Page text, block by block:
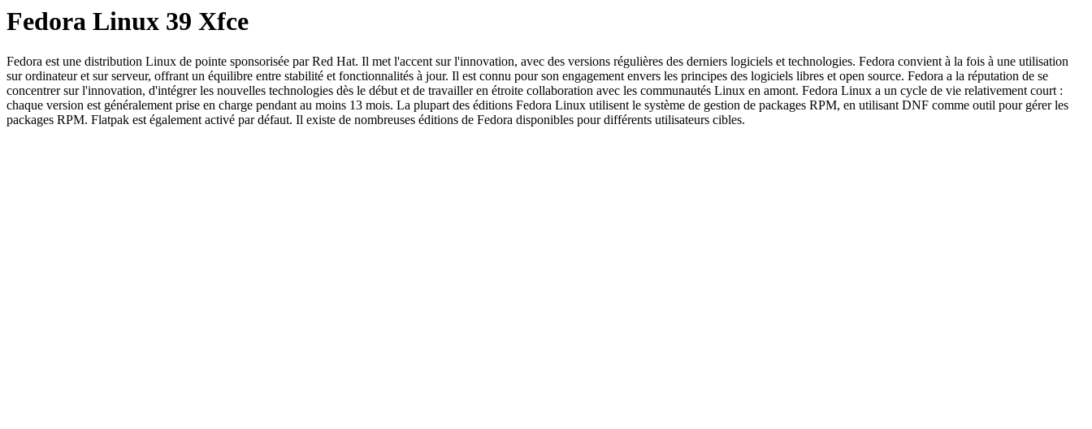
Fedora Linux 39 Xfce
Fedora est une distribution Linux de pointe sponsorisée par Red Hat. Il met l'accent sur l'innovation, avec des versions régulières des derniers logiciels et technologies. Fedora convient à la fois à une utilisation
sur ordinateur et sur serveur, offrant un équilibre entre stabilité et fonctionnalités à jour. Il est connu pour son engagement envers les principes des logiciels libres et open source. Fedora a la réputation de se
concentrer sur l'innovation, d'intégrer les nouvelles technologies dès le début et de travailler en étroite collaboration avec les communautés Linux en amont. Fedora Linux a un cycle de vie relativement court :
chaque version est généralement prise en charge pendant au moins 13 mois. La plupart des éditions Fedora Linux utilisent le système de gestion de packages RPM, en utilisant DNF comme outil pour gérer les
packages RPM. Flatpak est également activé par défaut. Il existe de nombreuses éditions de Fedora disponibles pour différents utilisateurs cibles.